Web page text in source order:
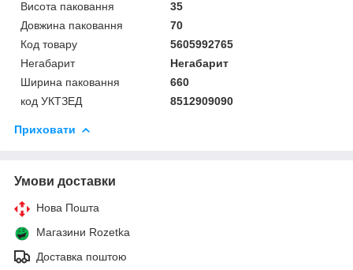
Висота паковання
35
Довжина паковання
70
Код товару
5605992765
Негабарит
Негабарит
Ширина паковання
660
код УКТЗЕД
8512909090
Приховати
Умови доставки
Нова Пошта
Магазини Rozetka
Доставка поштою